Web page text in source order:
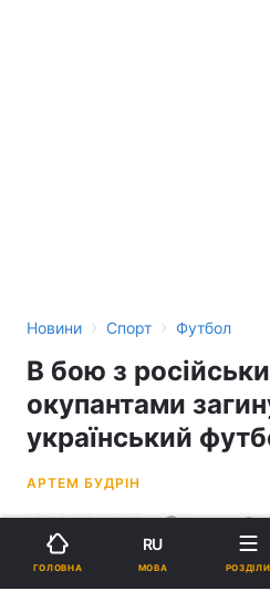
Новини › Спорт › Футбол
В бою з
окупантами
український
АРТЕМ БУДРІН
12:52, 08.09.22 1 хв.
Підпишіться
ГОЛОВНА
RU
МОВА РОЗДІЛИ